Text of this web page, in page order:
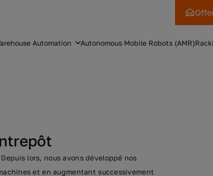
Automation Autonomous Mobile Robots (AMR)
lors, nous avons développé nos
et en augmentant successivement